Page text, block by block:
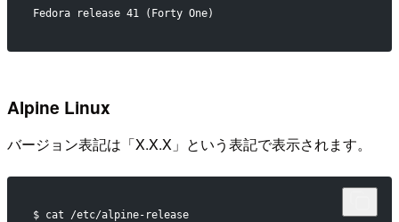
Fedora release 41 (Forty One)
Alpine Linux
バージョン表記は「X.X.X」という表記で表示されます。
$ cat /etc/alpine-release